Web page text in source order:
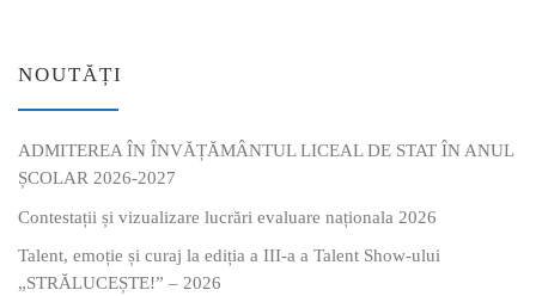
NOUTĂȚI
ADMITEREA ÎN ÎNVĂȚĂMÂNTUL LICEAL DE STAT ÎN ANUL
ȘCOLAR 2026-2027
Contestații și vizualizare lucrări evaluare naționala 2026
Talent, emoție și curaj la ediția a III-a a Talent Show-ului
„STRĂLUCEȘTE!” – 2026